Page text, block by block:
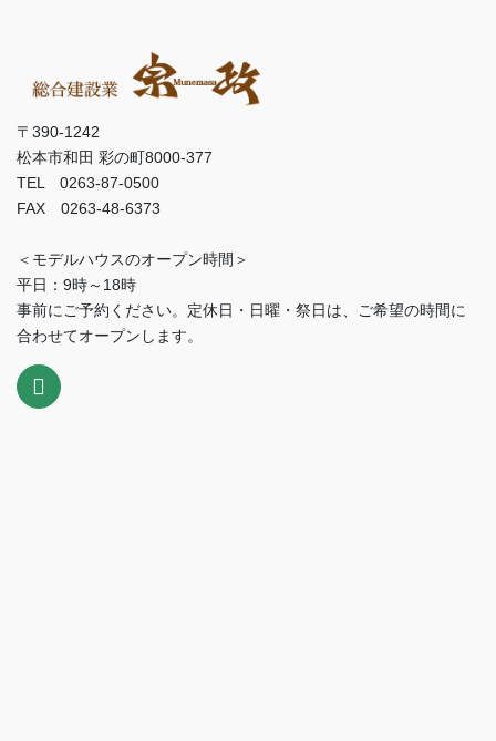
〒390-1242
松本市和田 彩の町8000-377
TEL 0263-87-0500
FAX 0263-48-6373
＜モデルハウスのオープン時間＞
平日：9時～18時
事前にご予約ください。定休日・日曜・祭日は、ご希望の時間に
合わせてオープンします。